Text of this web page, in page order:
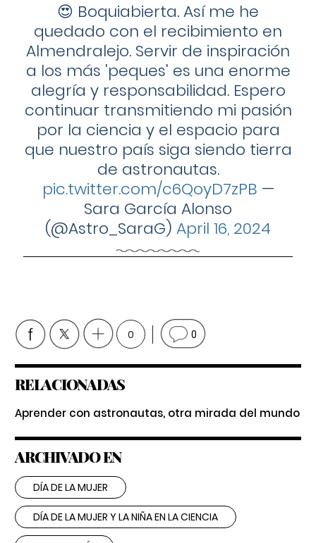
😍 Boquiabierta. Así me he
quedado con el recibimiento en
Almendralejo. Servir de inspiración
a los más 'peques' es una enorme
alegría y responsabilidad. Espero
continuar transmitiendo mi pasión
por la ciencia y el espacio para
que nuestro país siga siendo tierra
de astronautas.
pic.twitter.com/c6QoyD7zPB —
Sara García Alonso
(@Astro_SaraG) April 16, 2024
0 0
RELACIONADAS
Aprender con astronautas, otra mirada del mundo
ARCHIVADO EN
DÍA DE LA MUJER
DÍA DE LA MUJER Y LA NIÑA EN LA CIENCIA